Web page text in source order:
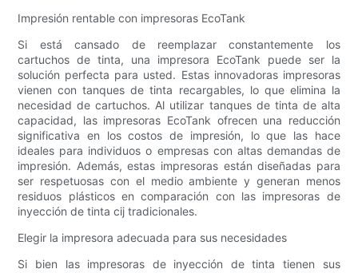
Impresión rentable con impresoras EcoTank
Si está cansado de reemplazar constantemente los
cartuchos de tinta, una impresora EcoTank puede ser la
solución perfecta para usted. Estas innovadoras impresoras
vienen con tanques de tinta recargables, lo que elimina la
necesidad de cartuchos. Al utilizar tanques de tinta de alta
capacidad, las impresoras EcoTank ofrecen una reducción
significativa en los costos de impresión, lo que las hace
ideales para individuos o empresas con altas demandas de
impresión. Además, estas impresoras están diseñadas para
ser respetuosas con el medio ambiente y generan menos
residuos plásticos en comparación con las impresoras de
inyección de tinta cij tradicionales.
Elegir la impresora adecuada para sus necesidades
Si bien las impresoras de inyección de tinta tienen sus